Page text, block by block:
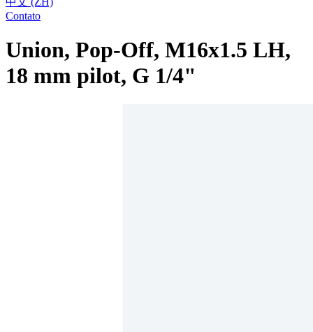
Contato
Union, Pop-Off, M16x1.5 LH,
18 mm pilot, G 1/4"